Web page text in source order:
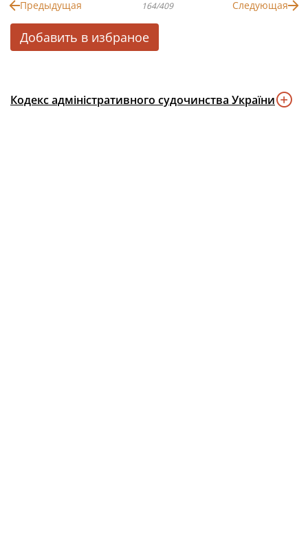
Предыдущая 164/409 Следующая
Добавить в избраное
Кодекс адміністративного судочинства України